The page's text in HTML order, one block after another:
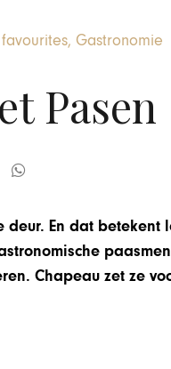
, Gastronomie
Pasen
En dat betekent
Chapeau zet ze